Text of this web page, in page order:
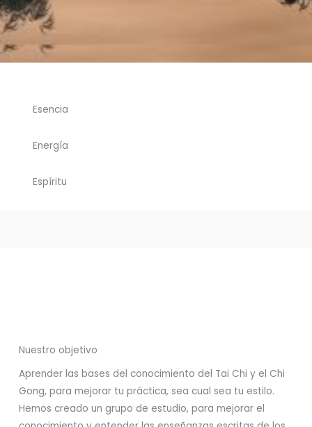
Esencia
Energía
Espíritu
Nuestro objetivo
Aprender las bases del conocimiento del Tai Chi y el Chi
Gong, para mejorar tu práctica, sea cual sea tu estilo.
Hemos creado un grupo de estudio, para mejorar el